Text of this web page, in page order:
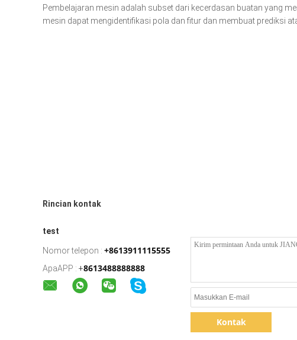
Pembelajaran mesin adalah subset dari kecerdasan buatan yang
mesin dapat mengidentifikasi pola dan fitur dan membuat prediksi
Rincian kontak
test
Nomor telepon : +8613911115555
ApaAPP : +8613488888888
Kontak